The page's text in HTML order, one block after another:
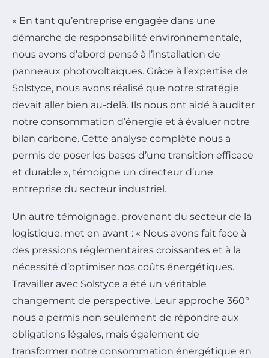
« En tant qu’entreprise engagée dans une
démarche de responsabilité environnementale,
nous avons d’abord pensé à l’installation de
panneaux photovoltaïques. Grâce à l’expertise de
Solstyce, nous avons réalisé que notre stratégie
devait aller bien au-delà. Ils nous ont aidé à auditer
notre consommation d’énergie et à évaluer notre
bilan carbone. Cette analyse complète nous a
permis de poser les bases d’une transition efficace
et durable », témoigne un directeur d’une
entreprise du secteur industriel.
Un autre témoignage, provenant du secteur de la
logistique, met en avant : « Nous avons fait face à
des pressions réglementaires croissantes et à la
nécessité d’optimiser nos coûts énergétiques.
Travailler avec Solstyce a été un véritable
changement de perspective. Leur approche 360°
nous a permis non seulement de répondre aux
obligations légales, mais également de
transformer notre consommation énergétique en